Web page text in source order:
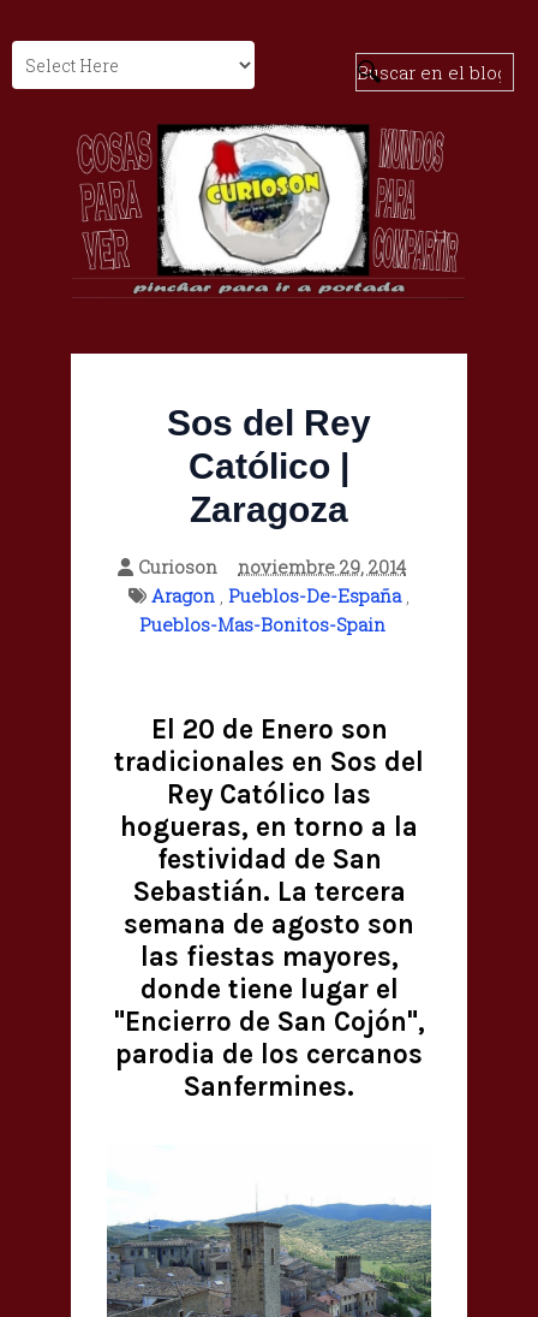
Sos del Rey
Católico |
Zaragoza
Curioson
noviembre 29, 2014
Aragon , Pueblos-De-España,
Pueblos-Mas-Bonitos-Spain
El 20 de Enero son
tradicionales en Sos del
Rey Católico las
hogueras, en torno a la
festividad de San
Sebastián. La tercera
semana de agosto son
las fiestas mayores,
donde tiene lugar el
"Encierro de San Cojón",
parodia de los cercanos
Sanfermines.